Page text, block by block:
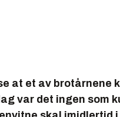
at et av brotårnene
var det ingen som